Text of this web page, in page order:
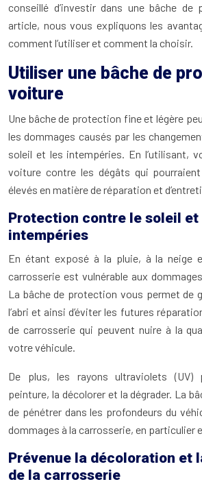
conseillé d’investir dans une bâche de
article, nous vous expliquons les
comment l’utiliser et comment la choisir.
Utiliser une bâche de
voiture
Une bâche de protection fine et légère
les dommages causés par les
soleil et les intempéries. En l’utilisant,
voiture contre les dégâts qui
élevés en matière de réparation et
Protection contre le soleil et
intempéries
En étant exposé à la pluie, à la neige
carrosserie est vulnérable aux
La bâche de protection vous permet de
l’abri et ainsi d’éviter les futures
de carrosserie qui peuvent nuire à la
votre véhicule.
De plus, les rayons ultraviolets (UV)
peinture, la décolorer et la dégrader. La
de pénétrer dans les profondeurs du
dommages à la carrosserie, en particulier
Prévenue la décoloration et
de la carrosserie